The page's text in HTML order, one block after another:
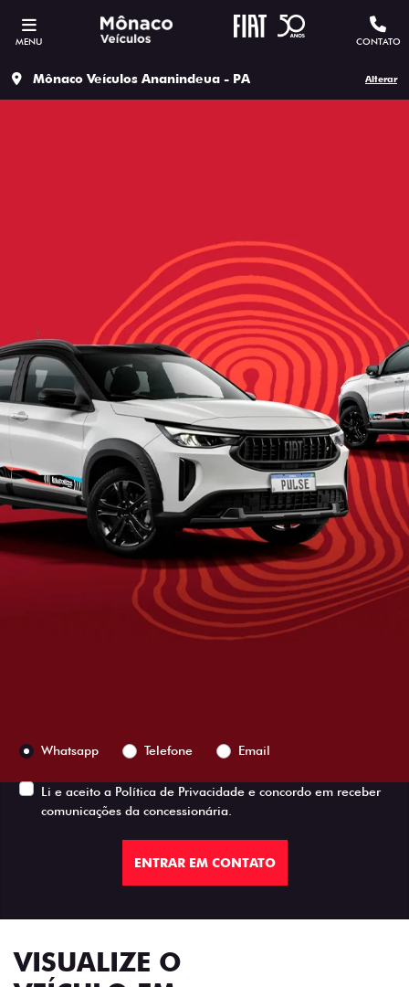
MENU CONTATO
Mônaco Veículos Ananindeua - PA Alterar
ESTOU INTERESSADO
Whatsapp
Telefone Email
Li e aceito a Política de Privacidade e concordo em receber
comunicações da concessionária.
ENTRAR EM CONTATO
VISUALIZE O